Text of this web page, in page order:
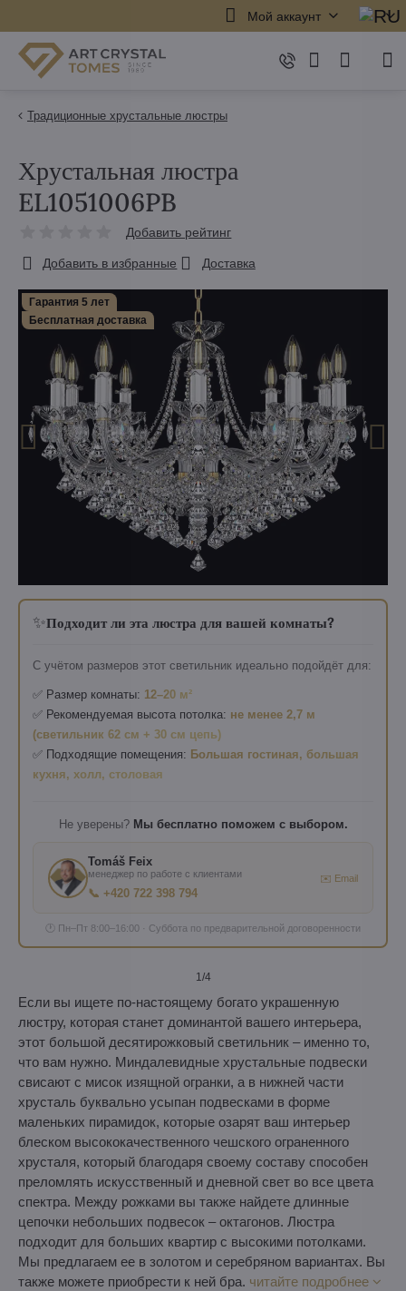
Мой аккаунт
Традиционные хрустальные люстры
Гарантия 5 лет
Бесплатная доставка
✨Подходит ли эта люстра для вашей комнаты?
С учётом размеров этот светильник идеально подойдёт для:
✅ Размер комнаты: 12–20 м²
✅ Рекомендуемая высота потолка: не менее 2,7 м
(светильник 62 см + 30 см цепь)
✅ Подходящие помещения: Большая гостиная, большая
кухня, холл, столовая
Не уверены? Мы бесплатно поможем с выбором.
Tomáš Feix
менеджер по работе с клиентами
📞 +420 722 398 794
✉️ Email
🕐 Пн–Пт 8:00–16:00 · Суббота по предварительной договоренности
1/4
Хрустальная люстра
EL1051006PB
Добавить рейтинг
Добавить в избранные Доставка
Если вы ищете по-настоящему богато украшенную
люстру, которая станет доминантой вашего интерьера,
этот большой десятирожковый светильник – именно то,
что вам нужно. Миндалевидные хрустальные подвески
свисают с мисок изящной огранки, а в нижней части
хрусталь буквально усыпан подвесками в форме
маленьких пирамидок, которые озарят ваш интерьер
блеском высококачественного чешского ограненного
хрусталя, который благодаря своему составу способен
преломлять искусственный и дневной свет во все цвета
спектра. Между рожками вы также найдете длинные
цепочки небольших подвесок – октагонов. Люстра
подходит для больших квартир с высокими потолками.
Мы предлагаем ее в золотом и серебряном вариантах. Вы
также можете приобрести к ней бра. читайте подробнее